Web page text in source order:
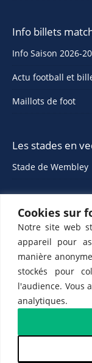
Cookies sur
Notre site web
appareil pour
manière
stockés pour
l'audience. Vous
analytiques.
Info billets
Info Saison 2026-
Actu football et
Maillots de foot
Les stades en
Stade de Wembley
ETTS 365 SL,
Partenaires de l'